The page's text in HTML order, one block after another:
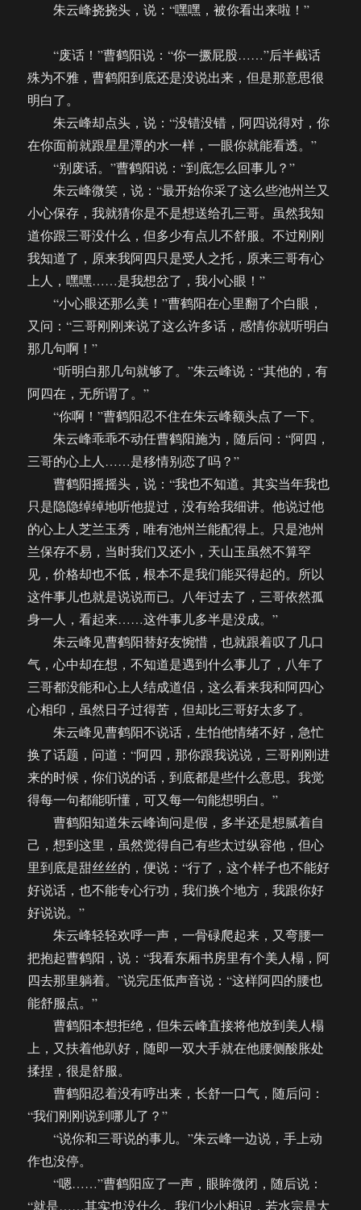
朱云峰挠挠头，说：“嘿嘿，被你看出来啦！”
“废话！”曹鹤阳说：“你一撅屁股……”后半截话
殊为不雅，曹鹤阳到底还是没说出来，但是那意思很
明白了。
朱云峰却点头，说：“没错没错，阿四说得对，你
在你面前就跟星星潭的水一样，一眼你就能看透。”
“别废话。”曹鹤阳说：“到底怎么回事儿？”
朱云峰微笑，说：“最开始你采了这么些池州兰又
小心保存，我就猜你是不是想送给孔三哥。虽然我知
道你跟三哥没什么，但多少有点儿不舒服。不过刚刚
我知道了，原来我阿四只是受人之托，原来三哥有心
上人，嘿嘿……是我想岔了，我小心眼！”
“小心眼还那么美！”曹鹤阳在心里翻了个白眼，
又问：“三哥刚刚来说了这么许多话，感情你就听明白
那几句啊！”
“听明白那几句就够了。”朱云峰说：“其他的，有
阿四在，无所谓了。”
“你啊！”曹鹤阳忍不住在朱云峰额头点了一下。
朱云峰乖乖不动任曹鹤阳施为，随后问：“阿四，
三哥的心上人……是移情别恋了吗？”
曹鹤阳摇摇头，说：“我也不知道。其实当年我也
只是隐隐绰绰地听他提过，没有给我细讲。他说过他
的心上人芝兰玉秀，唯有池州兰能配得上。只是池州
兰保存不易，当时我们又还小，天山玉虽然不算罕
见，价格却也不低，根本不是我们能买得起的。所以
这件事儿也就是说说而已。八年过去了，三哥依然孤
身一人，看起来……这件事儿多半是没成。”
朱云峰见曹鹤阳替好友惋惜，也就跟着叹了几口
气，心中却在想，不知道是遇到什么事儿了，八年了
三哥都没能和心上人结成道侣，这么看来我和阿四心
心相印，虽然日子过得苦，但却比三哥好太多了。
朱云峰见曹鹤阳不说话，生怕他情绪不好，急忙
换了话题，问道：“阿四，那你跟我说说，三哥刚刚进
来的时候，你们说的话，到底都是些什么意思。我觉
得每一句都能听懂，可又每一句能想明白。”
曹鹤阳知道朱云峰询问是假，多半还是想腻着自
己，想到这里，虽然觉得自己有些太过纵容他，但心
里到底是甜丝丝的，便说：“行了，这个样子也不能好
好说话，也不能专心行功，我们换个地方，我跟你好
好说说。”
朱云峰轻轻欢呼一声，一骨碌爬起来，又弯腰一
把抱起曹鹤阳，说：“我看东厢书房里有个美人榻，阿
四去那里躺着。”说完压低声音说：“这样阿四的腰也
能舒服点。”
曹鹤阳本想拒绝，但朱云峰直接将他放到美人榻
上，又扶着他趴好，随即一双大手就在他腰侧酸胀处
揉捏，很是舒服。
曹鹤阳忍着没有哼出来，长舒一口气，随后问：
“我们刚刚说到哪儿了？”
“说你和三哥说的事儿。”朱云峰一边说，手上动
作也没停。
“嗯……”曹鹤阳应了一声，眼眸微闭，随后说：
“就是……其实也没什么。我们少小相识，若水宗是大